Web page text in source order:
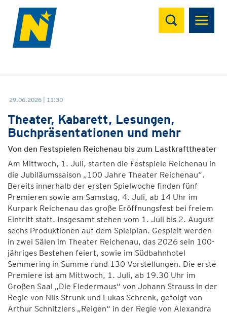
Suchen
29.06.2026 | 11:30
Theater, Kabarett, Lesungen,
Buchpräsentationen und mehr
Von den Festspielen Reichenau bis zum Lastkrafttheater
Am Mittwoch, 1. Juli, starten die Festspiele Reichenau in
die Jubiläumssaison „100 Jahre Theater Reichenau“.
Bereits innerhalb der ersten Spielwoche finden fünf
Premieren sowie am Samstag, 4. Juli, ab 14 Uhr im
Kurpark Reichenau das große Eröffnungsfest bei freiem
Eintritt statt. Insgesamt stehen vom 1. Juli bis 2. August
sechs Produktionen auf dem Spielplan. Gespielt werden
in zwei Sälen im Theater Reichenau, das 2026 sein 100-
jähriges Bestehen feiert, sowie im Südbahnhotel
Semmering in Summe rund 130 Vorstellungen. Die erste
Premiere ist am Mittwoch, 1. Juli, ab 19.30 Uhr im
Großen Saal „Die Fledermaus“ von Johann Strauss in der
Regie von Nils Strunk und Lukas Schrenk, gefolgt von
Arthur Schnitzlers „Reigen“ in der Regie von Alexandra